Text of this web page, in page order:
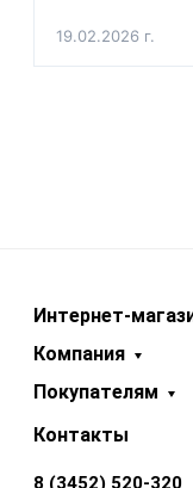
19.02.2026 г.
Интернет-
Компания
Покупателям
Контакты